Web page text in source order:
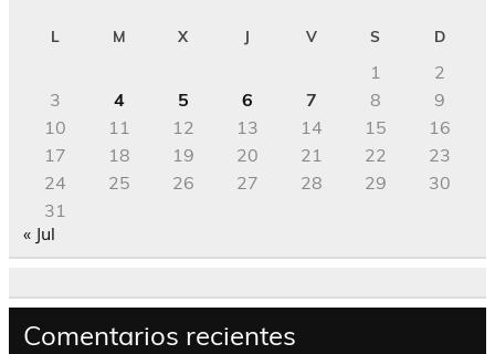
L M X J V S D
1
2
3
4 5 6 7 8
9
10
11 12 13 14 15
16
17
18 19 20 21 22
23
24
25 26 27 28 29
30
31
« Jul
Comentarios recientes